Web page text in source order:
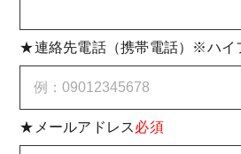
★連絡先電話（携帯電話）※ハイ
★メールアドレス必須